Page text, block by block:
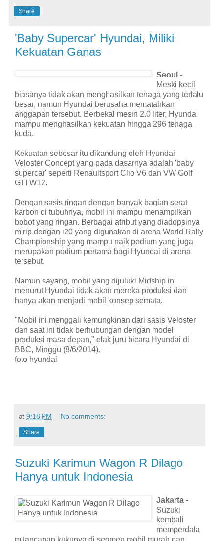
Share
'Baby Supercar' Hyundai, Miliki
Kekuatan Ganas
Seoul -
Meski kecil
biasanya tidak akan menghasilkan tenaga yang terlalu
besar, namun Hyundai berusaha mematahkan
anggapan tersebut. Berbekal mesin 2.0 liter, Hyundai
mampu menghasilkan kekuatan hingga 296 tenaga
kuda.
Kekuatan sebesar itu dikandung oleh Hyundai
Veloster Concept yang pada dasarnya adalah 'baby
supercar' seperti Renaultsport Clio V6 dan VW Golf
GTI W12.
Dengan sasis ringan dengan banyak bagian serat
karbon di tubuhnya, mobil ini mampu menampilkan
bobot yang ringan. Berbagai atribut yang diadopsinya
mirip dengan i20 yang digunakan di arena World Rally
Championship yang mampu naik podium yang juga
merupakan podium pertama bagi Hyundai di arena
tersebut.
Namun sayang, mobil yang dijuluki Midship ini
menurut Hyundai tidak akan mereka produksi dan
hanya akan menjadi mobil konsep semata.
"Mobil ini menggali kemungkinan dari sasis Veloster
dan saat ini tidak berhubungan dengan model
produksi masa depan," elak juru bicara Hyundai di
BBC, Minggu (8/6/2014).
foto hyundai
at 9:18 PM No comments:
Share
Suzuki Karimun Wagon R Dilago
Hanya untuk Indonesia
Jakarta -
Suzuki
kembali
memperdala
m tancapan kukunya di segmen mobil murah dan